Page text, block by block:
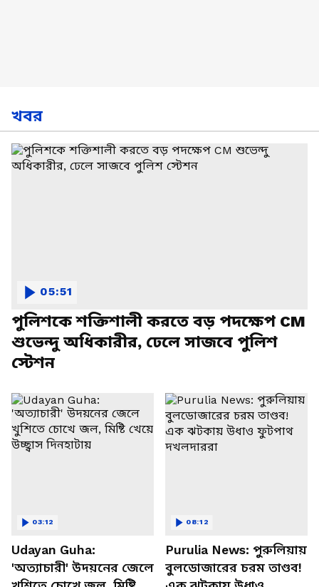
খবর
পুলিশকে শক্তিশালী করতে বড় পদক্ষেপ CM
শুভেন্দু অধিকারীর, ঢেলে সাজবে পুলিশ
স্টেশন
05:51
Udayan Guha:
'অত্যাচারী' উদয়নের জেলে
03:12
Purulia News: পুরুলিয়ায়
বুলডোজারের চরম তাণ্ডব!
08:12